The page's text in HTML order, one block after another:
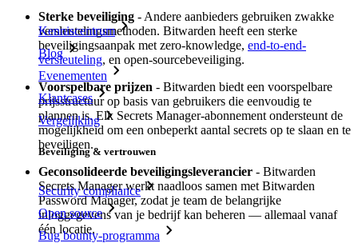
Kenniscentrum
Blog
Evenementen
Klantcases
Vergelijking
Beveiliging & vertrouwen
Security compliance
Open source
Bug bounty-programma
Sterke beveiliging - Andere aanbieders gebruiken zwakke
versleutelingsmethoden. Bitwarden heeft een sterke
beveiligingsaanpak met zero-knowledge, end-to-end-
versleuteling, en open-sourcebeveiliging.
Voorspelbare prijzen - Bitwarden biedt een voorspelbare
prijsstructuur op basis van gebruikers die eenvoudig te
plannen is. Elk Secrets Manager-abonnement ondersteunt de
mogelijkheid om een onbeperkt aantal secrets op te slaan en te
beveiligen.
Geconsolideerde beveiligingsleverancier - Bitwarden
Secrets Manager werkt naadloos samen met Bitwarden
Password Manager, zodat je team de belangrijke
inloggegevens van je bedrijf kan beheren — allemaal vanaf
één locatie.